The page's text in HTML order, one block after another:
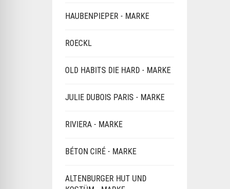
HAUBENPIEPER - MARKE
ROECKL
OLD HABITS DIE HARD - MARKE
JULIE DUBOIS PARIS - MARKE
RIVIERA - MARKE
BÉTON CIRÉ - MARKE
ALTENBURGER HUT UND